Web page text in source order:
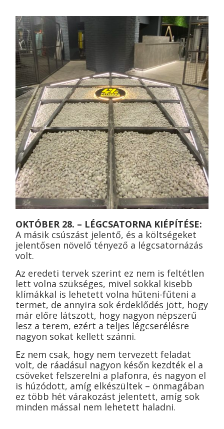
OKTÓBER 28. – LÉGCSATORNA KIÉPÍTÉSE:
A másik csúszást jelentő, és a költségeket
jelentősen növelő tényező a légcsatornázás
volt.
Az eredeti tervek szerint ez nem is feltétlen
lett volna szükséges, mivel sokkal kisebb
klímákkal is lehetett volna hűteni-fűteni a
termet, de annyira sok érdeklődés jött, hogy
már előre látszott, hogy nagyon népszerű
lesz a terem, ezért a teljes légcserélésre
nagyon sokat kellett szánni.
Ez nem csak, hogy nem tervezett feladat
volt, de ráadásul nagyon későn kezdték el a
csöveket felszerelni a plafonra, és nagyon el
is húzódott, amíg elkészültek – önmagában
ez több hét várakozást jelentett, amíg sok
minden mással nem lehetett haladni.